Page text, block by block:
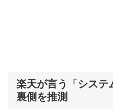
楽天が言う「システ
裏側を推測